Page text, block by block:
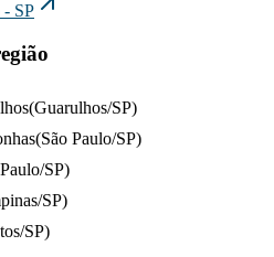
- SP
(Guarulhos/SP)
(São Paulo/SP)
/SP)
/SP)
/SP)